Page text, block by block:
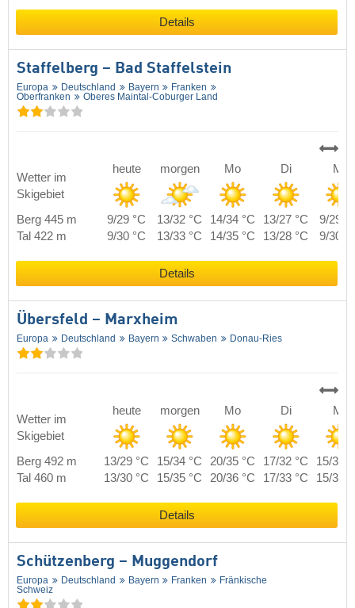
Details
Staffelberg – Bad Staffelstein
Europa Deutschland Bayern
Franken
Oberfranken
Oberes Maintal-Coburger Land
Wetter im
Skigebiet
heute morgen Mo Di Mi
Berg 445 m 9/29 °C 13/32 °C 14/34 °C 13/27 °C
9/29
Tal 422 m
9/30 °C 13/33 °C 14/35 °C 13/28 °C 9/30
Details
Übersfeld – Marxheim
Europa Deutschland Bayern Schwaben Donau-Ries
Wetter im
Skigebiet
heute morgen Mo Di Mi
Berg 492 m 13/29 °C 15/34 °C 20/35 °C 17/32 °C
15/30
Tal 460 m
13/30 °C 15/35 °C 20/36 °C 17/33 °C 15/31
Details
Schützenberg – Muggendorf
Europa Deutschland Bayern Franken
Fränkische
Schweiz